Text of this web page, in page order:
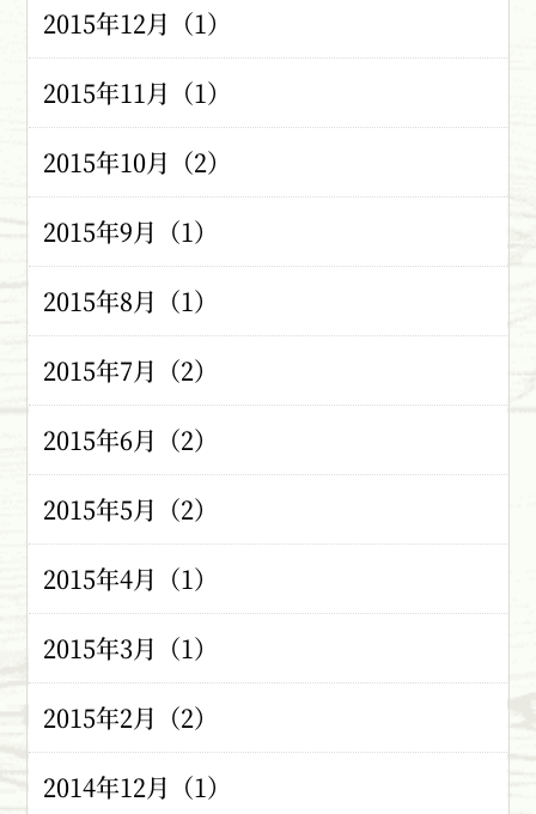
2015年12月（1）
2015年11月（1）
2015年10月（2）
2015年9月（1）
2015年8月（1）
2015年7月（2）
2015年6月（2）
2015年5月（2）
2015年4月（1）
2015年3月（1）
2015年2月（2）
2014年12月（1）